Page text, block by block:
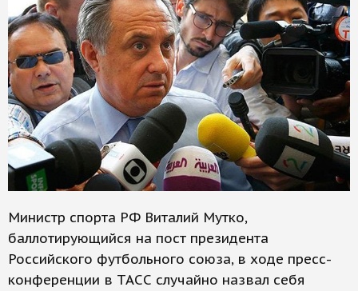
Министр спорта РФ Виталий Мутко,
баллотирующийся на пост президента
Российского футбольного союза, в ходе пресс-
конференции в ТАСС случайно назвал себя